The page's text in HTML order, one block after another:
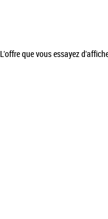
L'offre que vous essayez